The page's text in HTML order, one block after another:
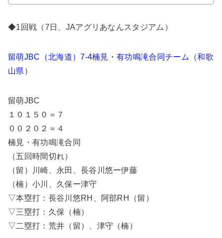
◆1回戦（7日、JAアグリあなんスタジアム）
留萌JBC（北海道）7-4楠見・有功鳴滝合同チーム（和歌
山県）
留萌JBC
１０１５０＝７
００２０２＝４
楠見・有功鳴滝合同
（五回時間切れ）
（留）川崎、永田、長谷川悠ー伊藤
（楠）小川、久保ー津守
▽本塁打：長谷川悠RH、阿部RH（留）
▽三塁打：久保（楠）
▽二塁打：荒井（留）、津守（楠）